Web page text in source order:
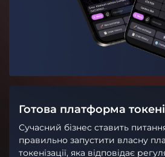
Готова платформа
Сучасний бізнес ставить
правильно запустити власну
токенізації, яка відповідає